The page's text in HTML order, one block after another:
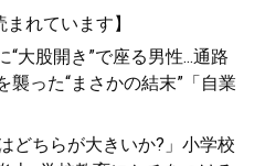
まれています】
大股開き”で座る男性...通路
襲った“まさかの結末”「自業
どちらが大きいか?」小学校